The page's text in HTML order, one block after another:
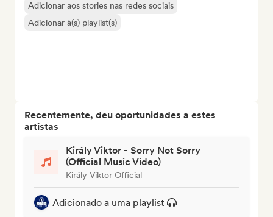
Adicionar aos stories nas redes sociais
Adicionar à(s) playlist(s)
Recentemente, deu oportunidades a estes
artistas
Király Viktor - Sorry Not Sorry
(Official Music Video)
Király Viktor Official
Adicionado a uma playlist